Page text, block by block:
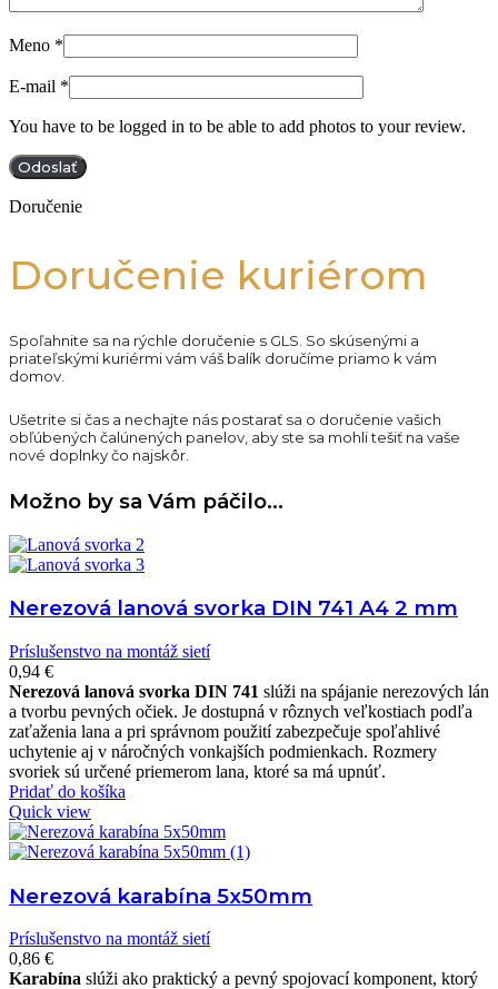
Meno *
E-mail *
You have to be logged in to be able to add photos to your review.
Doručenie
Doručenie kuriérom
Spoľahnite sa na rýchle doručenie s GLS. So skúsenými a
priateľskými kuriérmi vám váš balík doručíme priamo k vám
domov.
Ušetrite si čas a nechajte nás postarať sa o doručenie vašich
obľúbených čalúnených panelov, aby ste sa mohli tešiť na vaše
nové doplnky čo najskôr.
Možno by sa Vám páčilo…
Nerezová lanová svorka DIN 741 A4 2 mm
Príslušenstvo na montáž sietí
0,94 €
Nerezová lanová svorka DIN 741 slúži na spájanie nerezových lán
a tvorbu pevných očiek. Je dostupná v rôznych veľkostiach podľa
zaťaženia lana a pri správnom použití zabezpečuje spoľahlivé
uchytenie aj v náročných vonkajších podmienkach. Rozmery
svoriek sú určené priemerom lana, ktoré sa má upnúť.
Pridať do košíka
Quick view
Nerezová karabína 5x50mm
Príslušenstvo na montáž sietí
0,86 €
Karabína slúži ako praktický a pevný spojovací komponent, ktorý